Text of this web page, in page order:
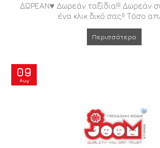
ΔΩΡΕΑΝ♥ Δωρεάν ταξίδια!!! Δωρεάν
ένα κλικ δικό σας!! Τόσο
Περισσότερα
09
Αυγ